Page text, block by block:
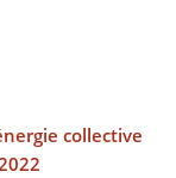
collective